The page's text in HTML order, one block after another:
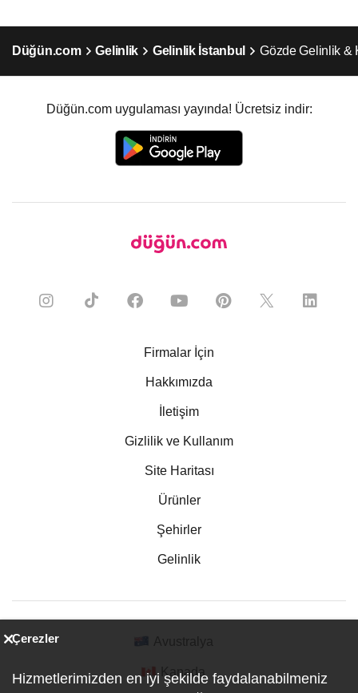
Düğün.com Gelinlik Gelinlik İstanbul Gözde Gelinlik &
Düğün.com uygulaması yayında! Ücretsiz indir:
Firmalar İçin
Hakkımızda
İletişim
Gizlilik ve Kullanım
Site Haritası
Ürünler
Şehirler
Gelinlik
Kanada
Çerezler
Hizmetlerimizden en iyi şekilde faydalanabilmeniz